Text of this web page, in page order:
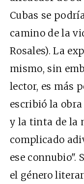
Cubas se
camino de la
Rosales). La
mismo, sin
lector, es más
escribió la
y la tinta de la
complicado
ese connubio".
el género